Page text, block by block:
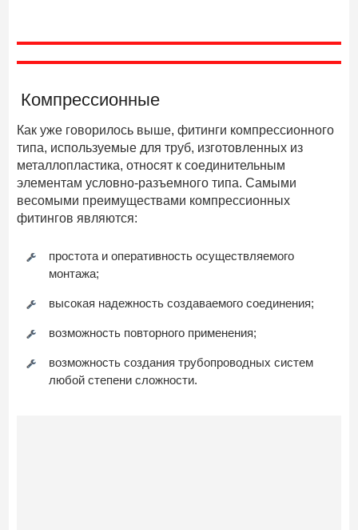
Компрессионные
Как уже говорилось выше, фитинги компрессионного
типа, используемые для труб, изготовленных из
металлопластика, относят к соединительным
элементам условно-разъемного типа. Самыми
весомыми преимуществами компрессионных
фитингов являются:
простота и оперативность осуществляемого
монтажа;
высокая надежность создаваемого соединения;
возможность повторного применения;
возможность создания трубопроводных систем
любой степени сложности.